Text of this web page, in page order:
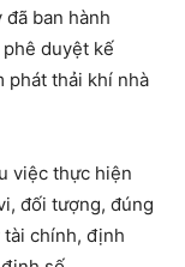
ban hành
duyệt kế
phát thải khí nhà
việc thực hiện
đối tượng, đúng
chính, định